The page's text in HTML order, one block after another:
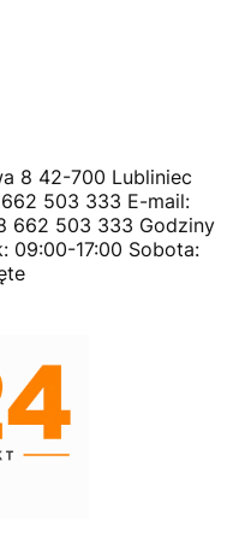
8 42-700 Lubliniec
503 333 E-mail:
662 503 333 Godziny
09:00-17:00 Sobota: